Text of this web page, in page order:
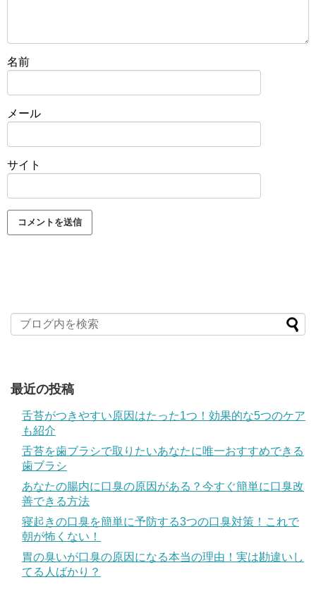
名前
メール
サイト
最近の投稿
舌苔がつきやすい原因はたった1つ！効果的な5つのケア
も紹介
舌苔を歯ブラシで取りたいあなたに唯一おすすめできる
歯ブラシ
あなたの腸内に口臭の原因がある？今すぐ簡単に口臭改
善できる方法
寝起きの口臭を簡単に予防する3つの口臭対策！これで
朝が怖くない！
胃の臭いが口臭の原因になる本当の理由！実は勘違いし
てる人ばかり？